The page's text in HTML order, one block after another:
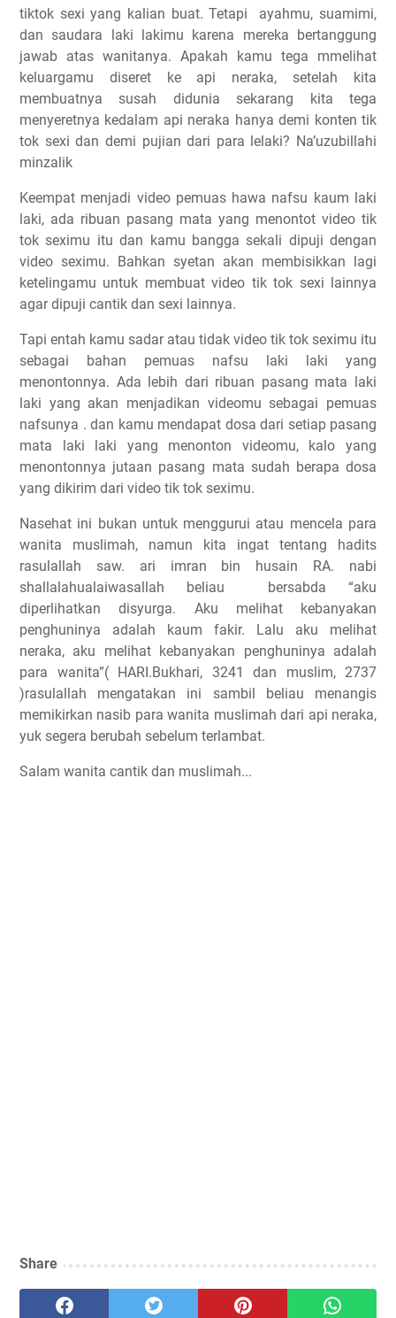
tiktok sexi yang kalian buat. Tetapi
ayahmu, suamimi,
dan saudara laki lakimu karena mereka bertanggung
jawab atas wanitanya. Apakah kamu tega mmelihat
keluargamu diseret ke api neraka, setelah kita
membuatnya susah didunia sekarang kita tega
menyeretnya kedalam api neraka hanya demi konten tik
tok sexi dan demi pujian dari para lelaki? Na’uzubillahi
minzalik
Keempat menjadi video pemuas hawa nafsu kaum laki
laki, ada ribuan pasang mata yang menontot video tik
tok seximu itu dan kamu bangga sekali dipuji dengan
video seximu. Bahkan syetan akan membisikkan lagi
ketelingamu untuk membuat video tik tok sexi lainnya
agar dipuji cantik dan sexi lainnya.
Tapi entah kamu sadar atau tidak video tik tok seximu itu
sebagai bahan pemuas nafsu laki laki yang
menontonnya. Ada lebih dari ribuan pasang mata laki
laki yang akan menjadikan videomu sebagai pemuas
nafsunya . dan kamu mendapat dosa dari setiap pasang
mata laki laki yang menonton videomu, kalo yang
menontonnya jutaan pasang mata sudah berapa dosa
yang dikirim dari video tik tok seximu.
Nasehat ini bukan untuk menggurui atau mencela para
wanita muslimah, namun kita ingat tentang hadits
rasulallah saw. ari imran bin husain RA. nabi
shallalahualaiwasallah beliau
bersabda “aku
diperlihatkan disyurga. Aku melihat kebanyakan
penghuninya adalah kaum fakir. Lalu aku melihat
neraka, aku melihat kebanyakan penghuninya adalah
para wanita”( HARI.Bukhari, 3241 dan muslim, 2737
)rasulallah mengatakan ini sambil beliau menangis
memikirkan nasib para wanita muslimah dari api neraka,
yuk segera berubah sebelum terlambat.
Salam wanita cantik dan muslimah...
Share